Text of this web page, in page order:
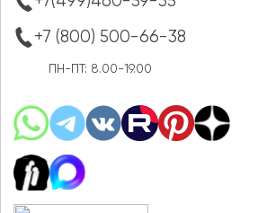
+7 (800) 500-66-38
ПН-ПТ: 8.00-19.00